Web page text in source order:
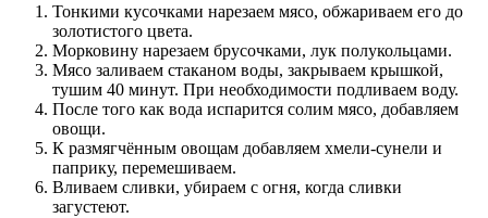
Тонкими кусочками нарезаем мясо, обжариваем его до
золотистого цвета.
Морковину нарезаем брусочками, лук полукольцами.
Мясо заливаем стаканом воды, закрываем крышкой,
тушим 40 минут. При необходимости подливаем воду.
После того как вода испарится солим мясо, добавляем
овощи.
К размягчённым овощам добавляем хмели-сунели и
паприку, перемешиваем.
Вливаем сливки, убираем с огня, когда сливки
загустеют.